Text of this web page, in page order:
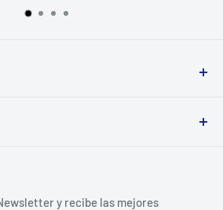
Oficiales de Blackmagic Design,
y recibe las mejores